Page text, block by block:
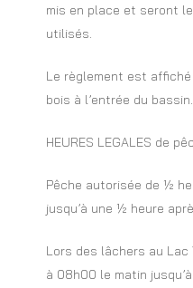
mis en place et seront
utilisés.
Le règlement est affiché
bois à l’entrée du bassin.
HEURES LEGALES de
Pêche autorisée de ½
jusqu’à une ½ heure
Lors des lâchers au
à 08h00 le matin